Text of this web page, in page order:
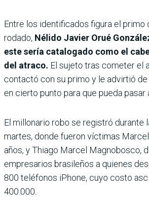
Entre los identificados figura el primo
rodado, Nélido Javier Orué
este sería catalogado como el
del atraco. El sujeto tras cometer el
contactó con su primo y le advirtió de
en cierto punto para que pueda pasar
El millonario robo se registró durante
martes, donde fueron víctimas
años, y Thiago Marcel Magnobosco,
empresarios brasileños a quienes
800 teléfonos iPhone, cuyo costo
400.000.